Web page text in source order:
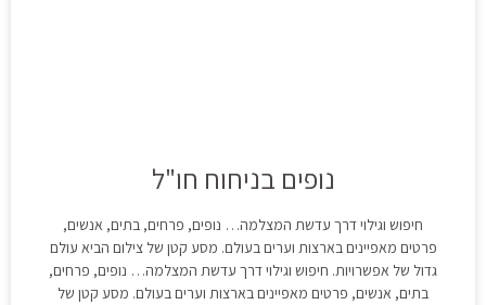
נופים בניחוח חו"ל
חיפוש וגילוי דרך עדשת המצלמה… נופים, פרחים, בתים, אנשים,
פרטים מאפיינים בארצות וערים בעולם. מסע קטן של צילום הביא עולם
גדול של אפשרויות. חיפוש וגילוי דרך עדשת המצלמה… נופים, פרחים,
בתים, אנשים, פרטים מאפיינים בארצות וערים בעולם. מסע קטן של